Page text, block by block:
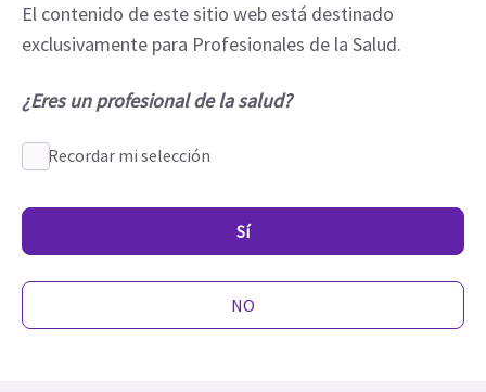
El contenido de este sitio web está destinado
exclusivamente para Profesionales de la Salud.
¿Eres un profesional de la salud?
Recordar mi selección
Sí
NO